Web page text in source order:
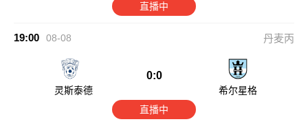
直播中
19:00 08-08 丹麦丙
灵斯泰德
0:0
希尔星格
直播中